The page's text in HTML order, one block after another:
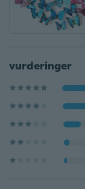
vurderinger